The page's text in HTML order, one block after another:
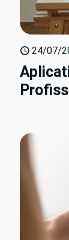
24/07/